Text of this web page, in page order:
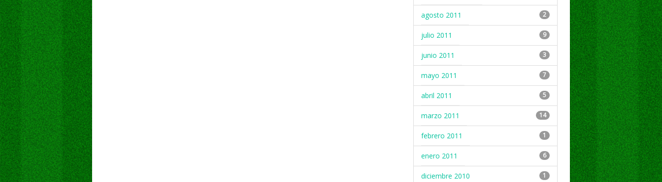
agosto 2011 2
julio 2011 9
junio 2011 3
mayo 2011 7
abril 2011 5
marzo 2011 14
febrero 2011 1
enero 2011 6
diciembre 2010 1